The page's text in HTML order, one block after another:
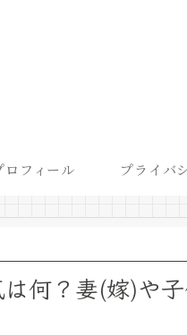
ロフィール プライバ
何？妻(嫁)や